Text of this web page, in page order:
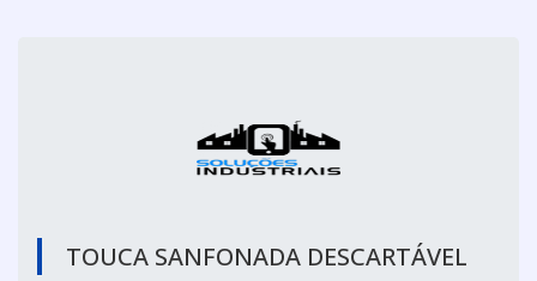
TOUCA SANFONADA DESCARTÁVEL